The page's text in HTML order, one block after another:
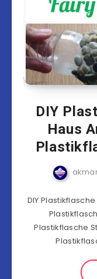
DIY
Haus
DIY
Plastikflasche